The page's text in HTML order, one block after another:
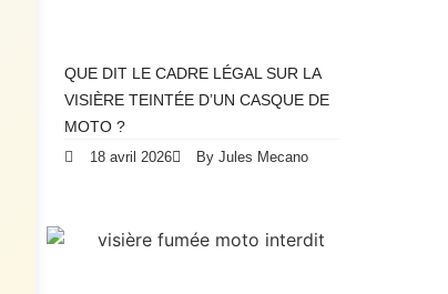
QUE DIT LE CADRE LÉGAL SUR LA
VISIÈRE TEINTÉE D’UN CASQUE DE
MOTO ?
18 avril 2026 By Jules Mecano